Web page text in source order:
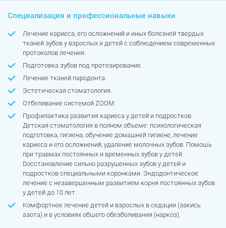
Специализация и профессиональные навыки
Лечение кариеса, его осложнений и иных болезней твердых
тканей зубов у взрослых и детей с соблюдением современных
протоколов лечения.
Подготовка зубов под протезирование.
Лечение тканей пародонта.
Эстетическая стоматология.
Отбеливание системой ZOOM.
Профилактика развития кариеса у детей и подростков.
Детская стоматология в полном объеме: психологическая
подготовка, гигиена, обучение домашней гигиене, лечение
кариеса и его осложнений, удаление молочных зубов. Помощь
при травмах постоянных и временных зубов у детей.
Восстановление сильно разрушенных зубов у детей и
подростков специальными коронками. Эндодонтическое
лечение с незавершенным развитием корня постоянных зубов
у детей до 18 лет.
Комфортное лечение детей и взрослых в седации (закись
азота) и в условиях общего обезболивания (наркоз).